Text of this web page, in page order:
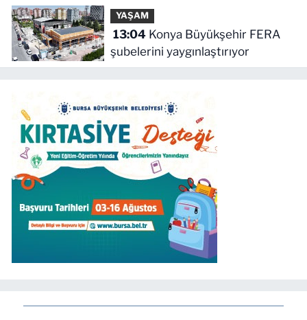
YAŞAM
13:04Konya Büyükşehir FERA
şubelerini yaygınlaştırıyor